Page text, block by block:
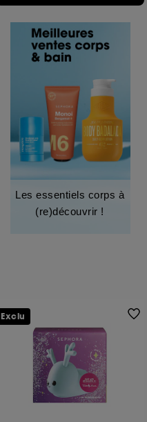
Les essentiels corps à
(re)découvrir !
Exclu